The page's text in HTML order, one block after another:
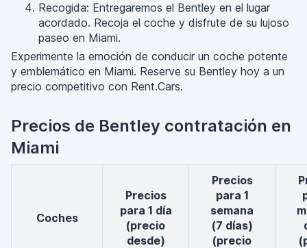
Recogida: Entregaremos el Bentley en el lugar
acordado. Recoja el coche y disfrute de su lujoso
paseo en Miami.
Experimente la emoción de conducir un coche potente
y emblemático en Miami. Reserve su Bentley hoy a un
precio competitivo con Rent.Cars.
Precios de Bentley contratación en
Miami
coches
Precios
para 1 día
(precio
desde)
Precios
para 1
semana
(7 días)
(precio
Precios